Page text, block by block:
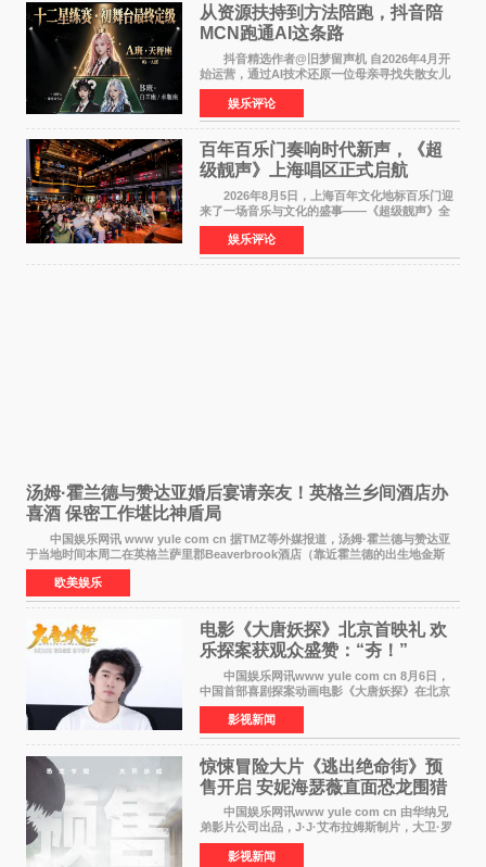
从资源扶持到方法陪跑，抖音陪
MCN跑通AI这条路
抖音精选作者@旧梦留声机 自2026年4月开
始运营，通过AI技术还原一位母亲寻找失散女儿
的故事，凭借强情感表达获得大量用户关注，发
布仅21小时便获得超1亿曝光、超1000万互动。
此后，账号持续沿
娱乐评论
百年百乐门奏响时代新声，《超
级靓声》上海唱区正式启航
2026年8月5日，上海百年文化地标百乐门迎
来了一场音乐与文化的盛事——《超级靓声》全
国励志音乐公益节目上海唱区新闻发布会暨启动
仪式在此隆重举行。各界领导、嘉宾与媒体朋友
齐聚一堂，共同
娱乐评论
汤姆·霍兰德与赞达亚婚后宴请亲友！英格兰乡间酒店办
喜酒 保密工作堪比神盾局
中国娱乐网讯 www yule com cn 据TMZ等外媒报道，汤姆·霍兰德与赞达亚
于当地时间本周二在英格兰萨里郡Beaverbrook酒店（靠近霍兰德的出生地金斯
顿）举办婚宴，邀请家人与朋友们喝喜酒，庆祝
欧美娱乐
电影《大唐妖探》北京首映礼 欢
乐探案获观众盛赞：“夯！”
中国娱乐网讯www yule com cn 8月6日，
中国首部喜剧探案动画电影《大唐妖探》在北京
举办电影首映礼。导演程腾、联合导演黄珉、总
制片人曹紫建、制片人李莹莹，配音导演张喆，
对白指导程寅，领
影视新闻
惊悚冒险大片《逃出绝命街》预
售开启 安妮海瑟薇直面恐龙围猎
中国娱乐网讯www yule com cn 由华纳兄
弟影片公司出品，J·J·艾布拉姆斯制片，大卫·罗
伯特·米切尔执导，好莱坞巨星安妮·海瑟薇和伊万
·麦克格雷格领衔主演的2026暑期惊悚冒险大片
影视新闻